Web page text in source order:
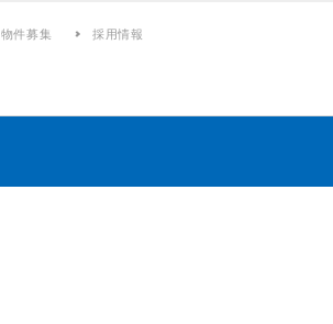
物件募集 採用情報